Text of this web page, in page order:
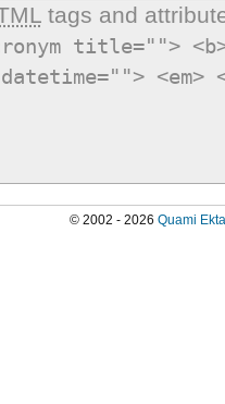
tags and
title="">
© 2002 - 2026 Quami